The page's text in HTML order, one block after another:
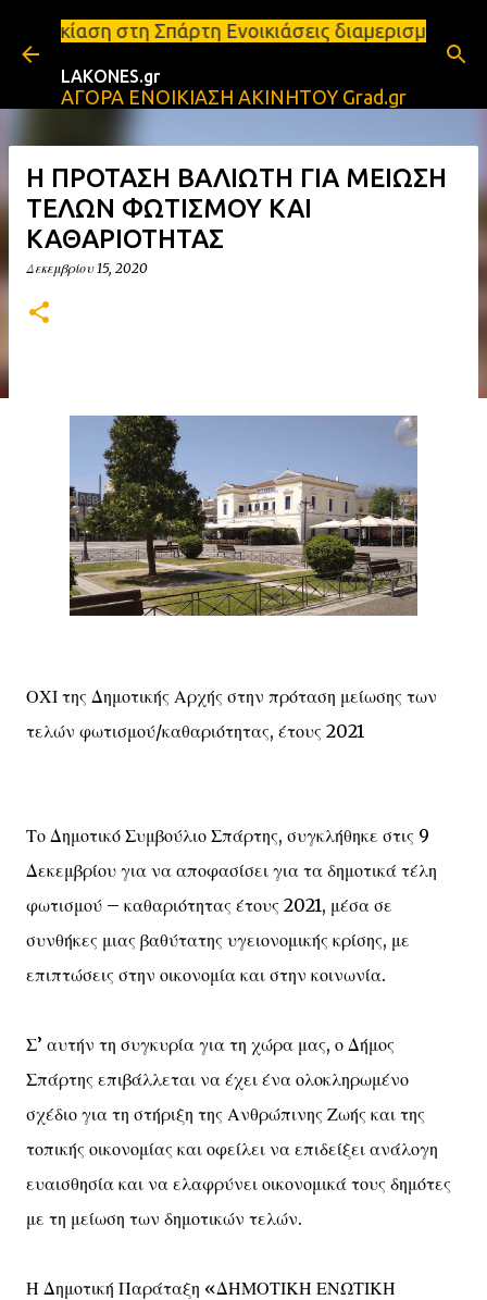
Μετάβαση στο κύριο περιεχόμενο
Σπάρτη Ενοικιάσεις διαμερισμάτων Σπάρτη
LAKONES.gr
ΑΓΟΡΑ ΕΝΟΙΚΙΑΣΗ ΑΚΙΝΗΤΟΥ Grad.gr
Η ΠΡΟΤΑΣΗ ΒΑΛΙΩΤΗ ΓΙΑ ΜΕΙΩΣΗ
ΤΕΛΩΝ ΦΩΤΙΣΜΟΥ ΚΑΙ
ΚΑΘΑΡΙΟΤΗΤΑΣ
Δεκεμβρίου 15, 2020
ΟΧΙ της Δημοτικής Αρχής στην πρόταση μείωσης των
τελών φωτισμού/καθαριότητας, έτους 2021
Το Δημοτικό Συμβούλιο Σπάρτης, συγκλήθηκε στις 9
Δεκεμβρίου για να αποφασίσει για τα δημοτικά τέλη
φωτισμού – καθαριότητας έτους 2021, μέσα σε
συνθήκες μιας βαθύτατης υγειονομικής κρίσης, με
επιπτώσεις στην οικονομία και στην κοινωνία.
Σ’ αυτήν τη συγκυρία για τη χώρα μας, ο Δήμος
Σπάρτης επιβάλλεται να έχει ένα ολοκληρωμένο
σχέδιο για τη στήριξη της Ανθρώπινης Ζωής και της
τοπικής οικονομίας και οφείλει να επιδείξει ανάλογη
ευαισθησία και να ελαφρύνει οικονομικά τους δημότες
με τη μείωση των δημοτικών τελών.
Η Δημοτική Παράταξη «ΔΗΜΟΤΙΚΗ ΕΝΩΤΙΚΗ